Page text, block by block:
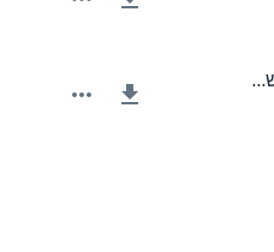
קרנבל תאגידי שמח